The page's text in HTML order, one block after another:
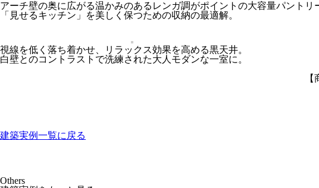
アーチ壁の奥に広がる温かみのあるレンガ調がポイントの大容量パントリ
「見せるキッチン」を美しく保つための収納の最適解。
視線を低く落ち着かせ、リラックス効果を高める黒天井。
白壁とのコントラストで洗練された大人モダンな一室に。
建築実例一覧に戻る
Others